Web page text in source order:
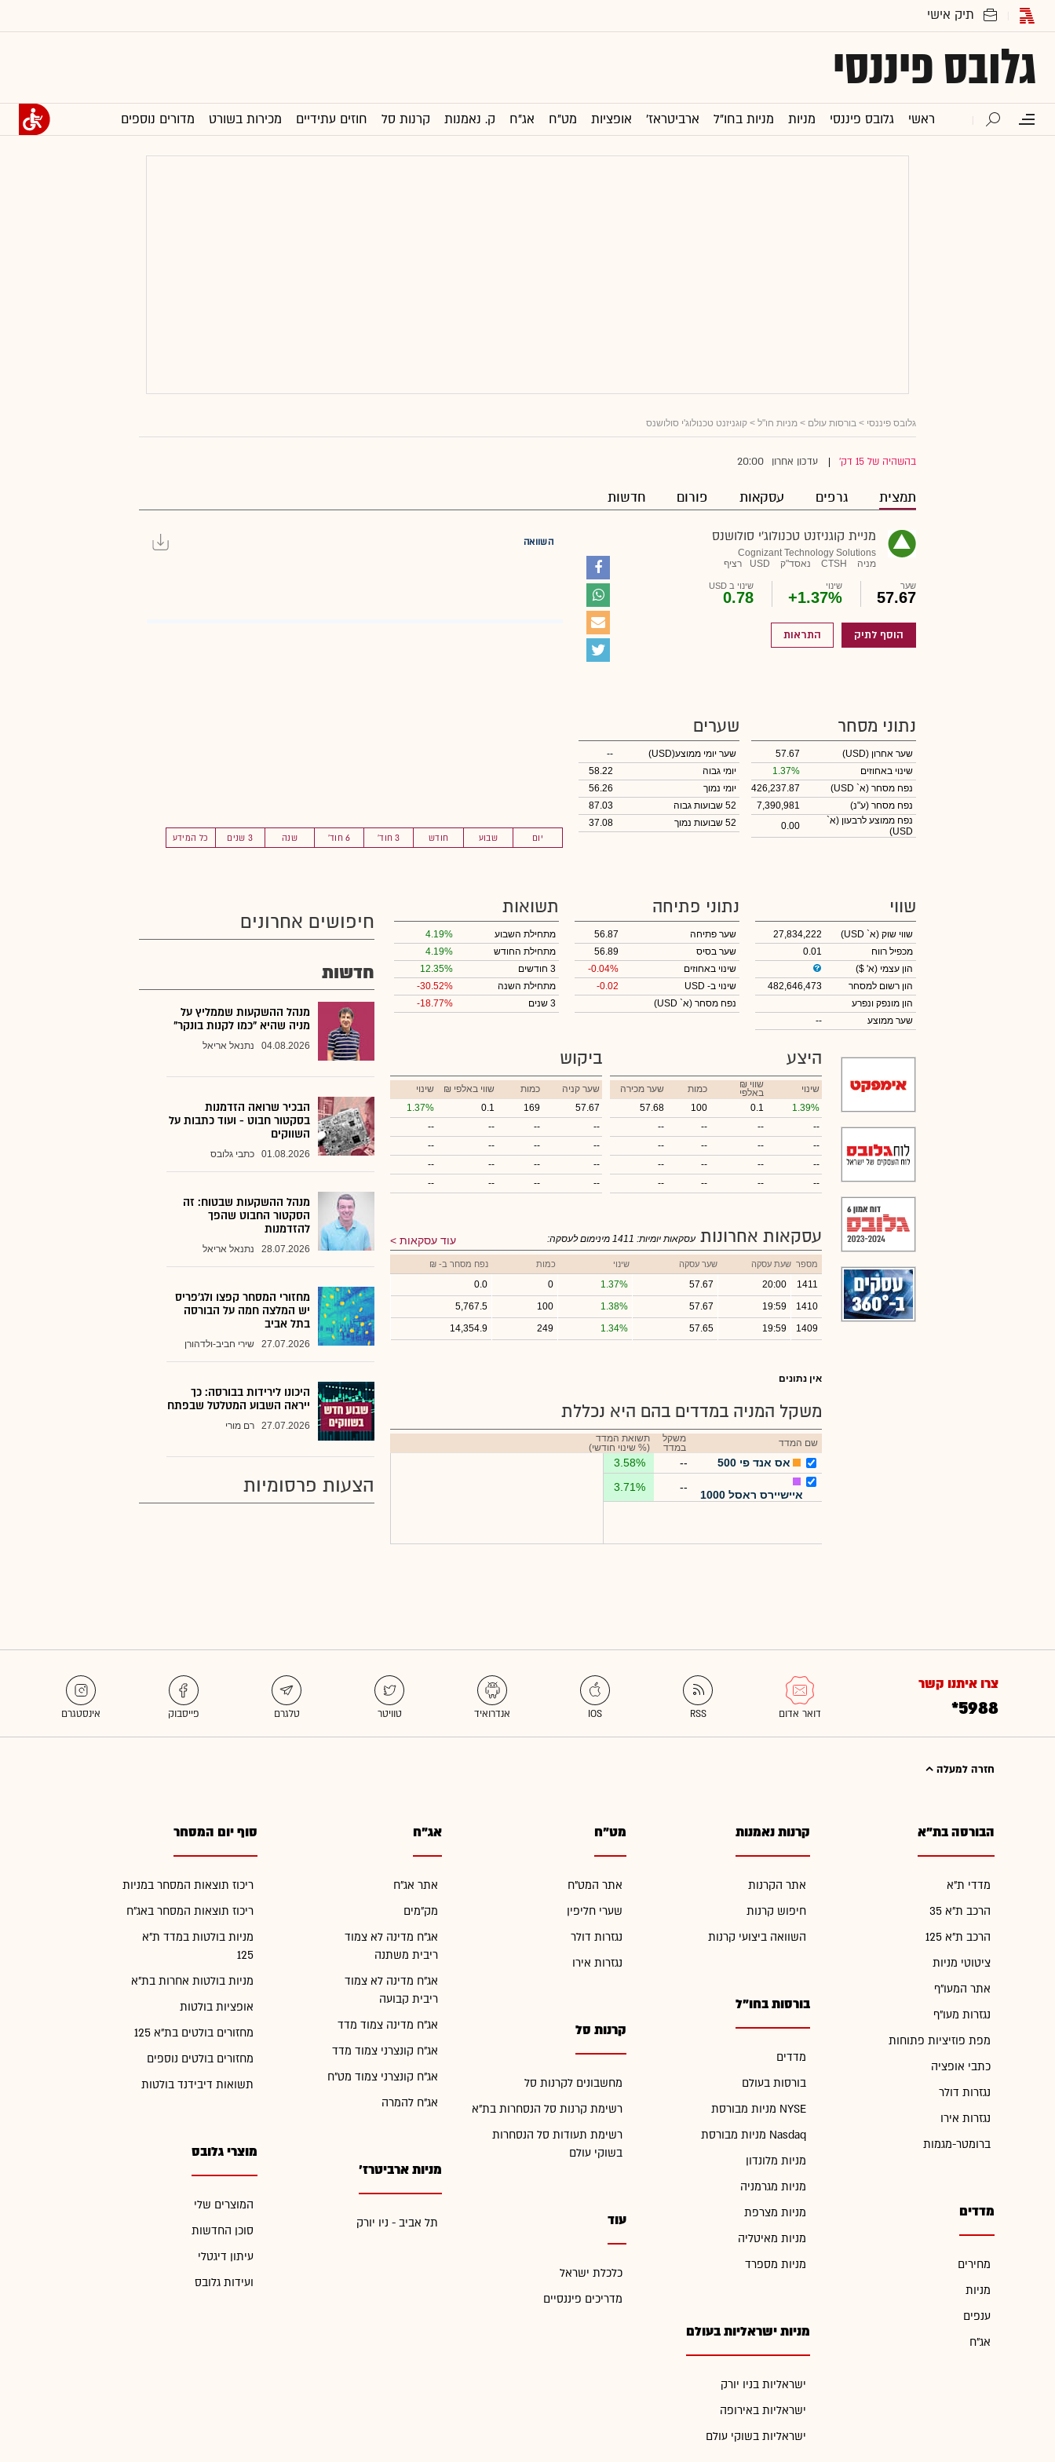
גלובס פיננסי
ראשי גלובס פיננסי מניות מניות בחו"ל ארביטראז' אופציות מט"ח אג"ח ק. נאמנות קרנות סל חוזים עתידיים מכירות בשורט מדורים נוספים
גלובס פיננסי > בורסות עולם > מניות חו"ל > קוגניזנט טכנולוג'י סולושנס
בהשהיה של 15 דק' עדכון אחרון 20:00
תמצית גרפים עסקאות פורום חדשות
מניית קוגניזנט טכנולוג'י סולושנס
Cognizant Technology Solutions
מניה
CTSH נאסד"ק USD רציף
שער
57.67
שינוי
+1.37%
שינוי ב USD
0.78
הוסף לתיק התראות
השוואה
יום שבוע חודש 3 חוד' 6 חוד' שנה 3 שנים כל המידע
נתוני מסחר
שער אחרון (USD)
57.67
שינוי באחוזים
1.37%
נפח מסחר (א` USD)
426,237.87
נפח מסחר (ע"נ)
7,390,981
נפח ממוצע לרבעון (א`
USD)
0.00
שערים
שער יומי ממוצע(USD)
--
יומי גבוה
58.22
יומי נמוך
56.26
52 שבועות גבוה
87.03
52 שבועות נמוך
37.08
שווי
שווי שוק (א` USD)
27,834,222
מכפיל רווח
0.01
הון עצמי (א' $)
הון רשום למסחר
482,646,473
הון מונפק ונפרע
שער ממוצע
--
נתוני פתיחה
שער פתיחה
56.87
שער בסיס
56.89
שינוי באחוזים
-0.04%
שינוי ב- USD
-0.02
נפח מסחר (א` USD)
תשואות
מתחילת השבוע
4.19%
מתחילת החודש
4.19%
3 חודשים
12.35%
מתחילת השנה
-30.52%
3 שנים
-18.77%
היצע
שינוי ₪ שווי
באלפי כמות
שער מכירה
1.39%
0.1
100
57.68
--
--
--
--
--
--
--
--
--
--
--
--
--
--
--
--
ביקוש
שער קניה כמות ₪ שווי באלפי
שינוי
57.67
169
0.1
1.37%
--
--
--
--
--
--
--
--
--
--
--
--
--
--
--
--
עסקאות אחרונות עוד עסקאות עסקאות יומיות: 1411 מינימום לעסקה:
מספר שעת עסקה שער עסקה שינוי כמות נפח מסחר ב- ₪
1411
20:00
57.67
1.37%
0
0.0
1410
19:59
57.67
1.38%
100
5,767.5
1409
19:59
57.65
1.34%
249
14,354.9
אין נתונים
משקל המניה במדדים בהם היא נכללת
שם המדד
משקל
במדד
תשואת המדד
(% שינוי חודשי)
אס אנד פי 500 --
3.58%
איישיירס ראסל 1000
--
3.71%
חיפושים אחרונים
חדשות
מנהל ההשקעות שממליץ על
מניה שהיא "כמו לקנות בונקר"
04.08.2026 נתנאל אריאל
הבכיר שרואה הזדמנות
בסקטור חבוט - ועוד כתבות על
השווקים
01.08.2026 כתבי גלובס
מנהל ההשקעות שבטוח: זה
הסקטור החבוט שהפך
להזדמנות
28.07.2026 נתנאל אריאל
מחזורי המסחר קפצו ולג'פריס
יש המלצה חמה על הבורסה
בתל אביב
27.07.2026 שירי חביב-ולדהורן
היכונו לירידות בבורסה: כך
ייראה השבוע המטלטל שבפתח
27.07.2026 רם מורי
הצעות פרסומיות
צרו איתנו קשר
*5988
חזרה למעלה
הבורסה בת"א
מדדי ת"א
הרכב ת"א 35
הרכב ת"א 125
ציטוטי מניות
אתר המעו"ף
נגזרות מעו"ף
מפת פוזיציות פתוחות
כתבי אופציה
נגזרות דולר
נגזרות אירו
ברומטר-מגמות
מדדים
מחירים
מניות
ענפים
אג"ח
קרנות נאמנות
אתר הקרנות
חיפוש קרנות
השוואה ביצועי קרנות
בורסות בחו"ל
מדדים
בורסות בעולם
מניות מבורסת NYSE
מניות מבורסת Nasdaq
מניות מלונדון
מניות מגרמניה
מניות מצרפת
מניות מאיטליה
מניות מספרד
מניות ישראליות בעולם
ישראליות בניו יורק
ישראליות באירופה
ישראליות בשוקי עולם
מט"ח
אתר המט"ח
שערי חליפין
נגזרות דולר
נגזרות אירו
קרנות סל
מחשבונים לקרנות סל
רשימת קרנות סל הנסחרות בת"א
רשימת תעודות סל הנסחרות
בשוקי עולם
עוד
כלכלת ישראל
מדריכים פיננסיים
אג"ח
אתר אג"ח
מק"מים
אג"ח מדינה לא צמוד
ריבית משתנה
אג"ח מדינה לא צמוד
ריבית קבועה
אג"ח מדינה צמוד מדד
אג"ח קונצרני צמוד מדד
אג"ח קונצרני צמוד מט"ח
אג"ח להמרה
מניות ארביטרז'
תל אביב - ניו יורק
סוף יום המסחר
ריכוז תוצאות המסחר במניות
ריכוז תוצאות המסחר באג"ח
מניות בולטות במדד ת"א
125
מניות בולטות אחרות בת"א
אופציות בולטות
מחזורים בולטים בת"א 125
מחזורים בולטים נוספים
תשואות דיבידנד בולטות
מוצרי גלובס
המוצרים שלי
סוכן החדשות
עיתון דיגטלי
ועידות גלובס